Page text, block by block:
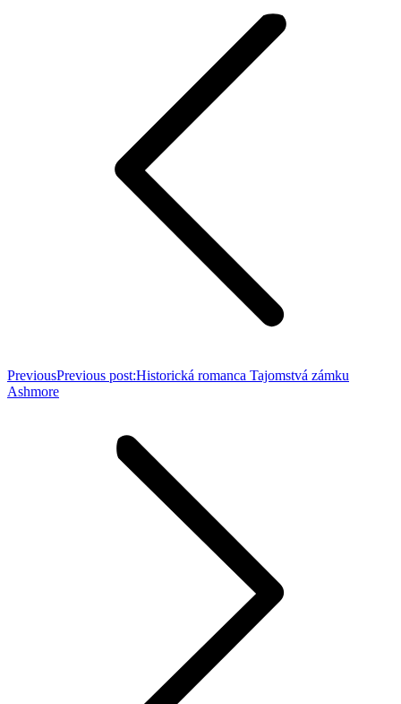
PreviousPrevious post:Historická romanca Tajomstvá zámku
Ashmore